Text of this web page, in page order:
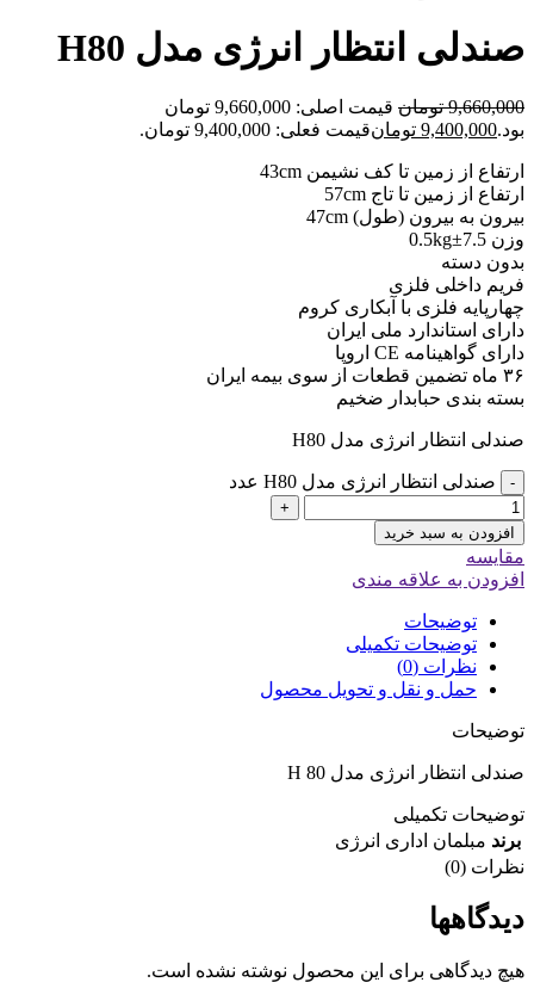
صندلی انتظار انرژی مدل H80
9,660,000 تومان
قیمت اصلی: 9,660,000 تومان
بود.9,400,000 تومانقیمت فعلی: 9,400,000 تومان.
ارتفاع از زمین تا کف نشیمن 43cm
ارتفاع از زمین تا تاج 57cm
بیرون به بیرون (طول) 47cm
وزن 7.5±0.5kg
بدون دسته
فریم داخلی فلزی
چهارپایه فلزی با آبکاری کروم
دارای استاندارد ملی ایران
دارای گواهینامه CE اروپا
۳۶ ماه تضمین قطعات از سوی بیمه ایران
بسته بندی حبابدار ضخیم
صندلی انتظار انرژی مدل H80
- صندلی انتظار انرژی مدل H80 عدد
+
افزودن به سبد خرید
مقایسه
افزودن به علاقه مندی
توضیحات
توضیحات تکمیلی
نظرات (0)
حمل و نقل و تحویل محصول
توضیحات
صندلی انتظار انرژی مدل H 80
توضیحات تکمیلی
برند مبلمان اداری انرژی
نظرات (0)
دیدگاهها
هیچ دیدگاهی برای این محصول نوشته نشده است.